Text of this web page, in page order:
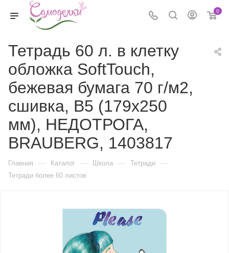
0
Тетрадь 60 л. в клетку
обложка SoftTouch,
бежевая бумага 70 г/м2,
сшивка, В5 (179х250
мм), НЕДОТРОГА,
BRAUBERG, 1403817
Главная — Каталог — Школа — Тетради —
Тетради более 60 листов